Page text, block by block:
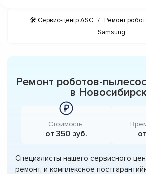
🛠 Сервис-центр ASC / Ремонт
Samsung
Ремонт роботов-
в
Стоимость:
от 350 руб.
Специалисты нашего сервисного
ремонт, и комплексное